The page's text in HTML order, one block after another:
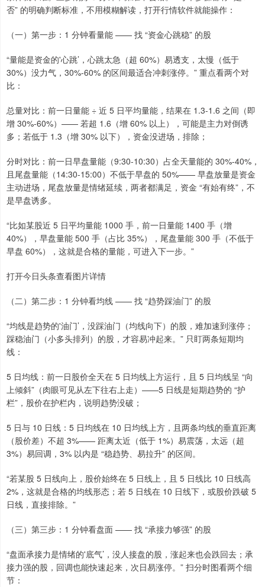
否” 的明确判断标准，不用模糊解读，打开行情软件就能操作：
（一）第一步：1 分钟看量能 —— 找 “资金心跳稳” 的股
“量能是资金的'心跳’，心跳太急（超 60%）易透支，太慢（低于
30%）没力气，30%-60% 的区间最适合冲刺涨停。” 重点看两个对
比：
总量对比：前一日量能 ÷ 近 5 日平均量能，结果在 1.3-1.6 之间（即
增 30%-60%）—— 若超 1.6（增 60% 以上），可能是主力对倒诱
多；若低于 1.3（增 30% 以下），资金没进场，排除；
分时对比：前一日早盘量能（9:30-10:30）占全天量能的 30%-40%，
且尾盘量能（14:30-15:00）不低于早盘的 50%—— 早盘放量是资金
主动进场，尾盘放量是情绪延续，两者都满足，资金 “有始有终”，不
是早盘诱多。
“比如某股近 5 日平均量能 1000 手，前一日量能 1400 手（增
40%），早盘量能 500 手（占比 35%），尾盘量能 300 手（不低于
早盘 60%），这就是合格的量能，可进入下一步。”
打开今日头条查看图片详情
（二）第二步：1 分钟看均线 —— 找 “趋势踩油门” 的股
“均线是趋势的'油门’，没踩油门（均线向下）的股，难加速到涨停；
踩稳油门（小多头排列）的股，才容易冲起来。” 只盯两条短期均
线：
5 日均线：前一日股价全天在 5 日均线上方运行，且 5 日均线呈 “向
上倾斜”（肉眼可见从左下往右上走）——5 日线是短期趋势的 “护
栏”，股价在护栏内，说明趋势没破；
5 日与 10 日线：5 日均线在 10 日均线上方，且两条均线的垂直距离
（股价差）不超 3%—— 距离太近（低于 1%）易震荡，太远（超
3%）易回调，3% 以内是 “稳趋势、易拉升” 的区间。
“若某股 5 日线向上，股价始终在 5 日线上，且 5 日线比 10 日线高
2%，这就是合格的均线形态；若 5 日线在 10 日线下，或股价跌破 5
日线，直接排除。”
（三）第三步：1 分钟看盘面 —— 找 “承接力够强” 的股
“盘面承接力是情绪的'底气’，没人接盘的股，涨起来也会跌回去；承
接力强的股，回调也能快速起来，次日易涨停。” 扫分时图看两个细
节：